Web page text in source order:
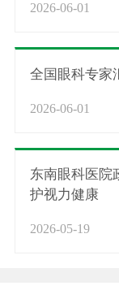
2026-06-01
全国眼科专家
2026-06-01
东南眼科医院
护视力健康
2026-05-19